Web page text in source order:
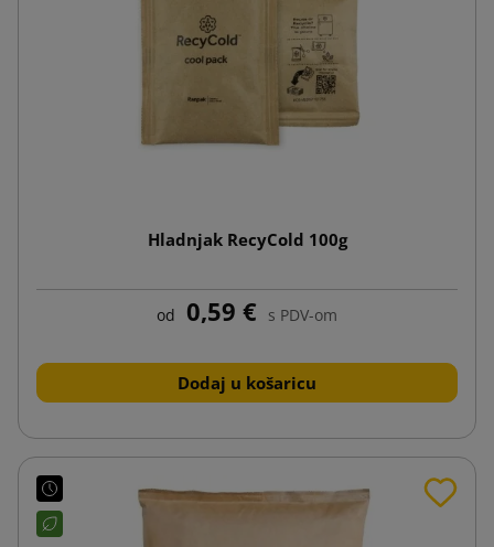
Hladnjak RecyCold 100g
od 0,59 € s PDV-om
Dodaj u košaricu